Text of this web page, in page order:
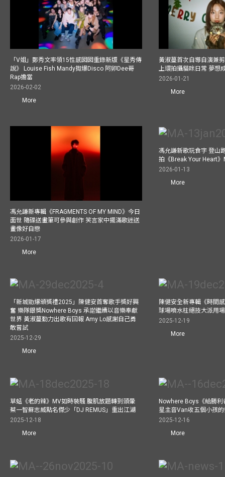
「V姐」鄭秀文率領15性感囡囡重錄新版《星秀傳
說》 Louise Fish Mandy揈爆Disco 阿卵Dee哥
Rap擔當
2026-02-02
More
黃淑蔓首次自導自演兼
上環拍攝貓咪日常 夢想
2026-01-21
More
馮允謙新專輯《FRAGMENTS OF MY MIND》今日
面世 隨碟送畫筆可參與創作 笑言家中擺滿歌迷送
畫像好自戀
2026-01-17
More
馮允謙新歌玩食字 登山
拍《Break Your Heart
2026-01-13
More
「新城勁爆頒獎禮2025」陳健安首奪歌手獎好興
奮 樂隊銀獎Nowhere Boys 承諾繼續以音樂奉獻
世界 黃淑蔓勤力出歌有回報 Amy Lo感謝自己勇
敢嘗試
2025-12-29
More
陳健安全新專輯《時間
球場噴水柱絕技大派用
2025-12-19
More
草蜢《老的辣》MV如時裝騷 腹肌放題轉到頭暈
蔡一智蘇志威點名傑少「DJ REMUS」重出江湖
2025-12-18
More
Nowhere Boys《給勝
星主音Van收五個小孩
2025-12-16
More